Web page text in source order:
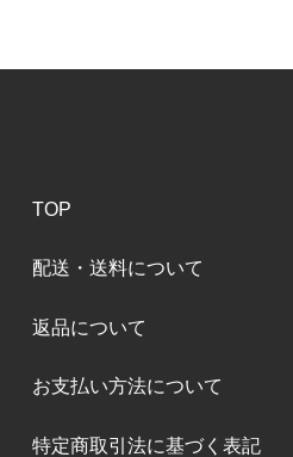
TOP
配送・送料について
返品について
お支払い方法について
特定商取引法に基づく表記